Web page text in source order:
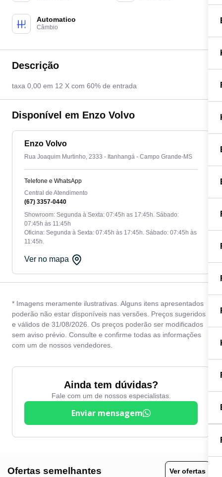
Automatico
Câmbio
Descrição
taxa 0,00 em 12 X com 60% de entrada
Disponível em Enzo Volvo
Enzo Volvo
Rua Joaquim Murtinho, 2333 - Itanhangá - Campo Grande-MS
Telefone e WhatsApp
Central de Atendimento
(67) 3357-0440
Showroom: Segunda à Sexta: 07:45h as 17:45h. Sábado:
07:45h às 11:45h
Oficina: Segunda à Sexta: 07:45h às 17:45h. Sábado: 07:45h às
11:45h.
Ver no mapa
* Imagens meramente ilustrativas. Alguns itens apresentados
poderão não estar disponíveis nas versões. Preços sugeridos
e válidos de 31/08/2026. Os preços poderão ser modificados
sem aviso prévio. Consulte e confirme todas as informações
com um de nossos vendedores.
Ainda tem dúvidas?
Fale com um de nossos especialistas.
Enviar mensagem
Ofertas semelhantes Ver ofertas